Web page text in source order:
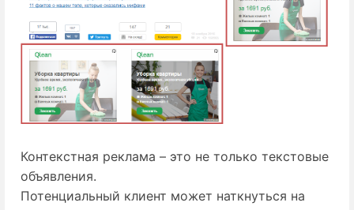
Контекстная реклама – это не только текстовые
объявления.
Потенциальный клиент может наткнуться на